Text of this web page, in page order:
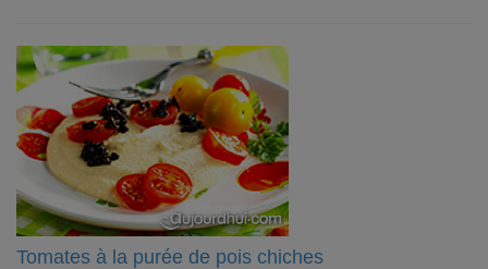
Tomates à la purée de pois chiches